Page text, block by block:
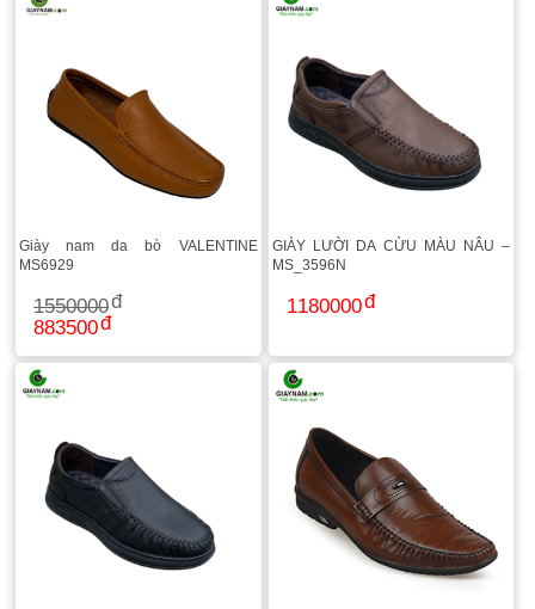
Giày nam da bò VALENTINE
MS6929
1550000
883500
GIÀY LƯỜI DA CỪU MÀU NÂU –
MS_3596N
1180000